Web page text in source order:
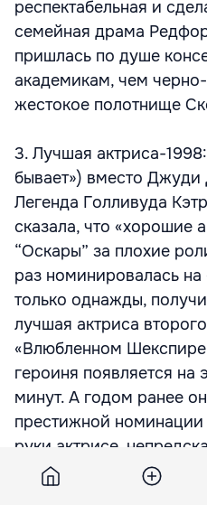
респектабельная и
семейная драма
пришлась по душе
академикам, чем
жестокое полотнище
3. Лучшая актриса-
бывает») вместо
Легенда Голливуда
сказала, что «хорошие
“Оскары” за плохие
раз номинировалась
только однажды,
лучшая актриса
«Влюбленном
героиня появляется на
минут. А годом ранее
престижной номинации
руки актрисе,
фаворе у академиков.